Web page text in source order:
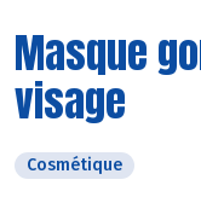
Masque
visage
Cosmétique